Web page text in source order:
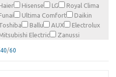
Hisense LG
Royal Clima
Ultima Comfort
Daikin
Ballu AUX
Electrolux
Electric
Zanussi
40/60